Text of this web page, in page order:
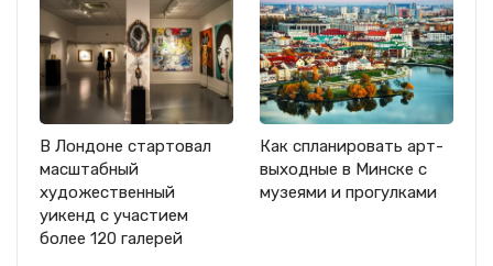
В Лондоне стартовал
масштабный
художественный
уикенд с участием
более 120 галерей
Как спланировать арт-
выходные в Минске с
музеями и прогулками